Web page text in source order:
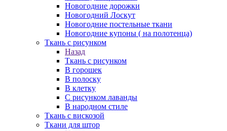
Новогодние дорожки
Новогодний Лоскут
Новогодние постельные ткани
Новогодние купоны ( на полотенца)
Ткань с рисунком
Назад
Ткань с рисунком
В горошек
В полоску
В клетку
С рисунком лаванды
В народном стиле
Ткань с вискозой
Ткани для штор